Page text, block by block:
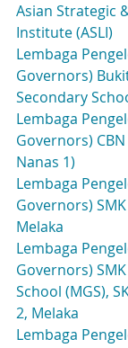
Asian Strategic
Institute (ASLI)
Lembaga
Governors)
Secondary
Lembaga
Governors)
Nanas 1)
Lembaga
Governors)
Melaka
Lembaga
Governors)
School (MGS),
2, Melaka
Lembaga